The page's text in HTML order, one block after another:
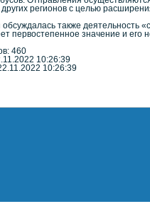
регионов с целью
также деятельность
первостепенное значение и его
460
10:26:39
10:26:39